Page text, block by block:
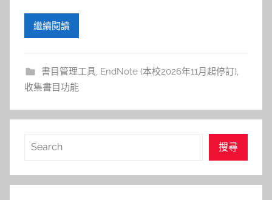
部
落
格
繼續閱讀
書目管理工具, EndNote (本校2026年11月起停訂),
收集書目功能
搜
搜尋